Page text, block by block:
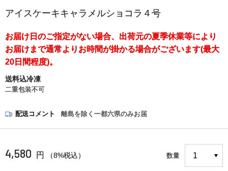
アイスケーキキャラメルショコラ４号
お届け日のご指定がない場合、出荷元の夏季休業等により
お届けまで通常よりお時間が掛かる場合がございます(最大
20日間程度)。
送料込冷凍
二重包装不可
配送コメント 離島を除く一都六県のみお届
4,580 円 （8%税込） 数量